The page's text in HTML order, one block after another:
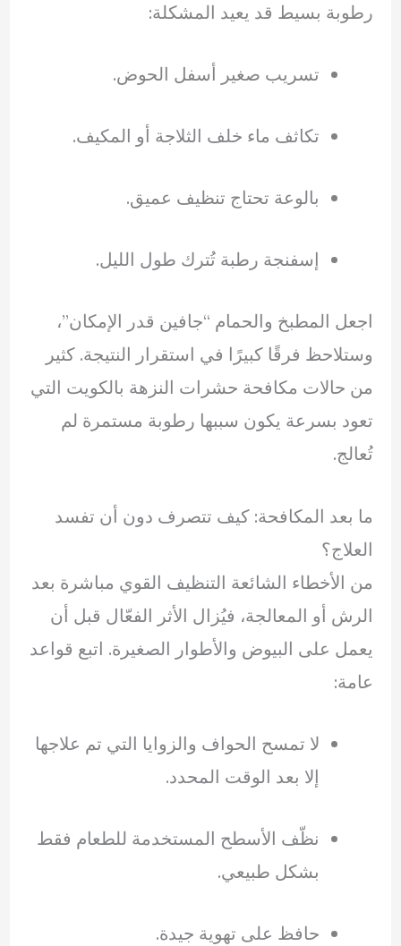
رطوبة بسيط قد يعيد المشكلة:
تسريب صغير أسفل الحوض.
تكاثف ماء خلف الثلاجة أو المكيف.
بالوعة تحتاج تنظيف عميق.
إسفنجة رطبة تُترك طول الليل.
اجعل المطبخ والحمام “جافين قدر الإمكان”،
وستلاحظ فرقًا كبيرًا في استقرار النتيجة. كثير
من حالات مكافحة حشرات النزهة بالكويت التي
تعود بسرعة يكون سببها رطوبة مستمرة لم
تُعالج.
ما بعد المكافحة: كيف تتصرف دون أن تفسد
العلاج؟
من الأخطاء الشائعة التنظيف القوي مباشرة بعد
الرش أو المعالجة، فيُزال الأثر الفعّال قبل أن
يعمل على البيوض والأطوار الصغيرة. اتبع قواعد
عامة:
لا تمسح الحواف والزوايا التي تم علاجها
إلا بعد الوقت المحدد.
نظّف الأسطح المستخدمة للطعام فقط
بشكل طبيعي.
حافظ على تهوية جيدة.